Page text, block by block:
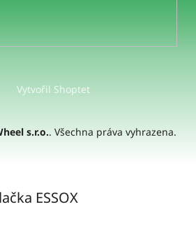
Vytvořil Shoptet
s.r.o.. Všechna práva vyhrazena.
ESSOX